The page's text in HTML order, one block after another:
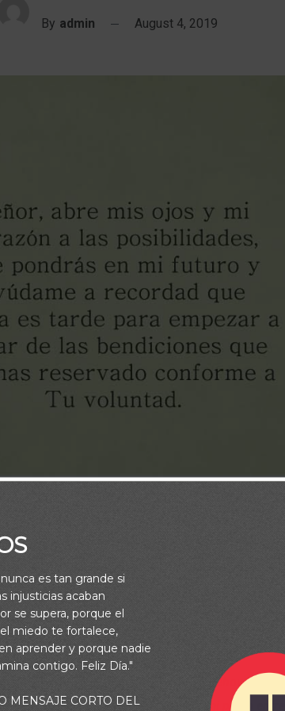
By admin August 4, 2019
y nueve años, cuando le apareció Jehová y le
de mí y sé perfecto. Y pondré mi pacto entre
es tan grande si
injusticias acaban
se supera, porque el
miedo te fortalece,
aprender y porque nadie
contigo. Feliz Día."
MENSAJE CORTO DEL